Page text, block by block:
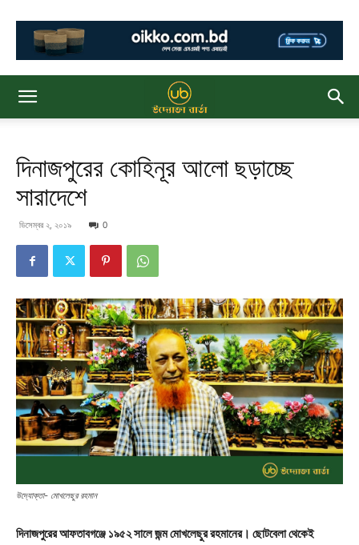
দিনাজপুরের কোহিনূর আলো ছড়াচ্ছে
সারাদেশে
ডিসেম্বর ২, ২০১৯ 0
উদ্যোক্তা- মোখলেছুর রহমান
দিনাজপুরের আফতাবগঞ্জে ১৯৫২ সালে জন্ম মোখলেছুর রহমানের। ছোটবেলা থেকেই